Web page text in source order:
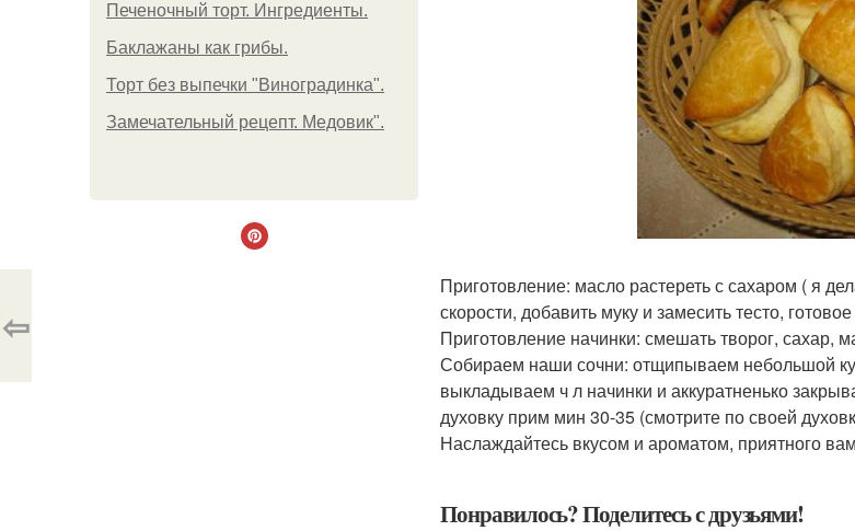
Печеночный торт. Ингредиенты.
Баклажаны как грибы.
Торт без выпечки "Виноградинка".
Замечательный рецепт. Медовик".
Приготовление: масло растереть с сахаром ( я
скорости, добавить муку и замесить тесто,
Приготовление начинки: смешать творог, сахар,
Собираем наши сочни: отщипываем небольшой
выкладываем ч л начинки и аккуратненько
духовку прим мин 30-35 (смотрите по своей
Наслаждайтесь вкусом и ароматом, приятного
Понравилось? Поделитесь с друзьями!
⇦